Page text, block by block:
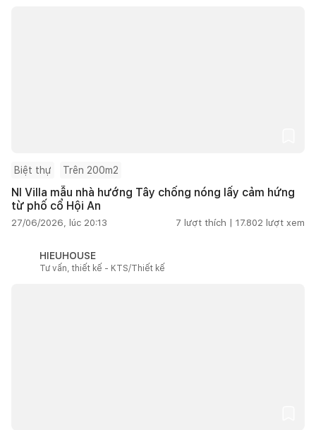
Biệt thự Trên 200m2
NI Villa mẫu nhà hướng Tây chống nóng lấy cảm hứng
từ phố cổ Hội An
27/06/2026, lúc 20:13 7 lượt thích | 17.802 lượt xem
HIEUHOUSE
Tư vấn, thiết kế - KTS/Thiết kế